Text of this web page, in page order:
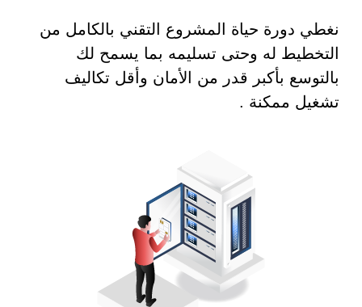
نغطي دورة حياة المشروع التقني بالكامل من
التخطيط له وحتى تسليمه بما يسمح لك
بالتوسع بأكبر قدر من الأمان وأقل تكاليف
تشغيل ممكنة .